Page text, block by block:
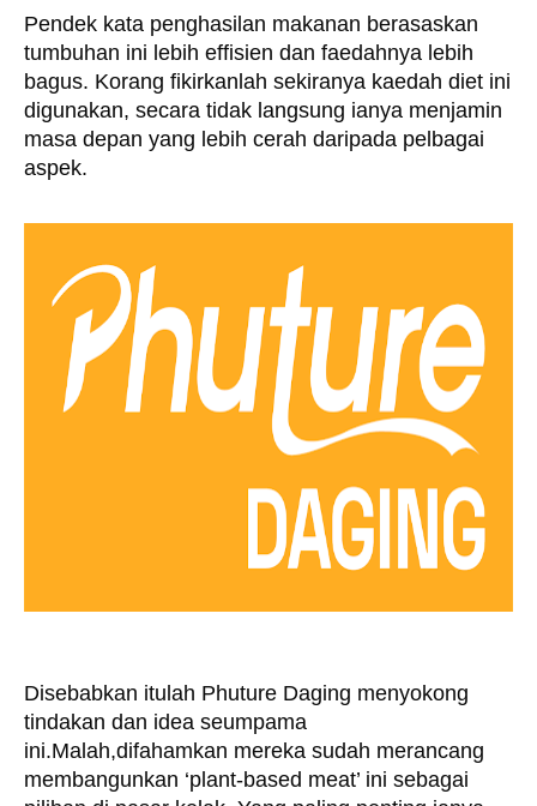
Pendek kata penghasilan makanan berasaskan
tumbuhan ini lebih effisien dan faedahnya lebih
bagus. Korang fikirkanlah sekiranya kaedah diet ini
digunakan, secara tidak langsung ianya menjamin
masa depan yang lebih cerah daripada pelbagai
aspek.
Disebabkan itulah Phuture Daging menyokong
tindakan dan idea seumpama
ini.Malah,difahamkan mereka sudah merancang
membangunkan ‘plant-based meat’ ini sebagai